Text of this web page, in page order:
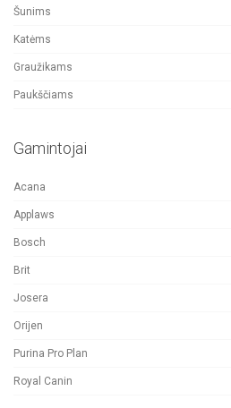
Šunims
Katėms
Graužikams
Paukščiams
Gamintojai
Acana
Applaws
Bosch
Brit
Josera
Orijen
Purina Pro Plan
Royal Canin